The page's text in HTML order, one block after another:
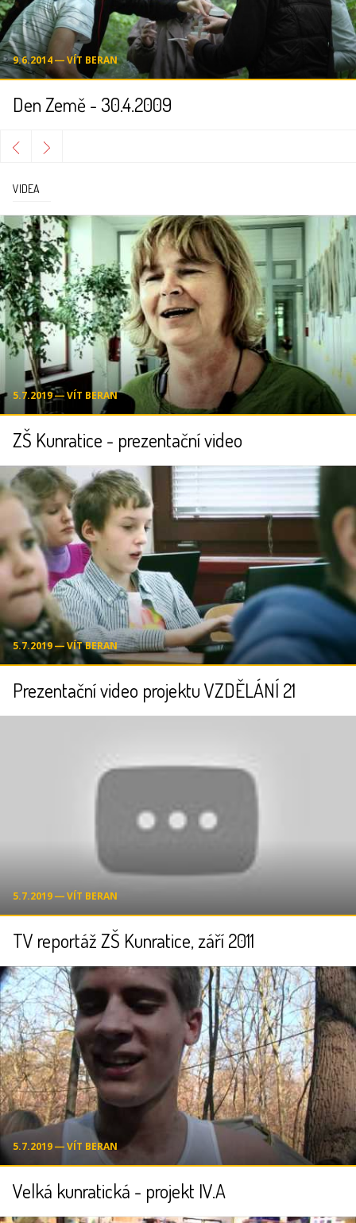
9.6.2014 ― VÍT BERAN
Den Země - 30.4.2009
VIDEA
5.7.2019 ― VÍT BERAN
ZŠ Kunratice - prezentační video
5.7.2019 ― VÍT BERAN
Prezentační video projektu VZDĚLÁNÍ 21
5.7.2019 ― VÍT BERAN
TV reportáž ZŠ Kunratice, září 2011
5.7.2019 ― VÍT BERAN
Velká kunratická - projekt IV.A